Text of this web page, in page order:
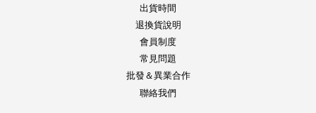
出貨時間
退換貨說明
會員制度
常見問題
批發＆異業合作
聯絡我們